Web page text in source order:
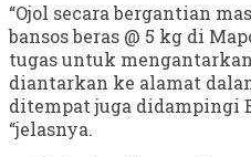
“Ojol secara bergantian
bansos beras @ 5 kg di
tugas untuk
diantarkan ke alamat
ditempat juga didampingi
“jelasnya.